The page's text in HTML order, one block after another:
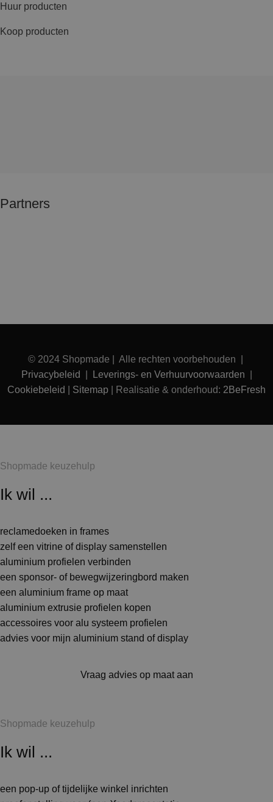
Huur producten
Koop producten
Partners
© 2024 Shopmade | Alle rechten voorbehouden |
Privacybeleid
Leverings- en Verhuurvoorwaarden
Cookiebeleid
Sitemap | Realisatie & onderhoud: 2BeFresh
Shopmade keuzehulp
Ik wil ...
reclamedoeken in frames
zelf een vitrine of display samenstellen
aluminium profielen verbinden
een sponsor- of bewegwijzeringbord maken
een aluminium frame op maat
aluminium extrusie profielen kopen
accessoires voor alu systeem profielen
advies voor mijn aluminium stand of display
Vraag advies op maat aan
Shopmade keuzehulp
Ik wil ...
een pop-up of tijdelijke winkel inrichten